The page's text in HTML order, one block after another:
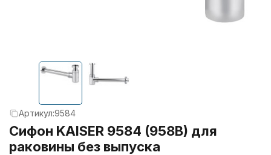
Артикул:9584
Сифон KAISER 9584 (958B) для
раковины без выпуска